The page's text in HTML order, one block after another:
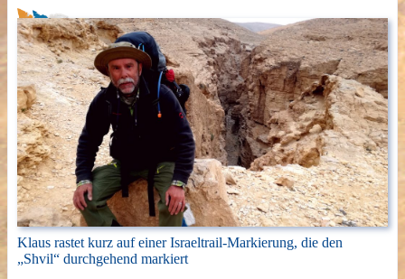
Klaus rastet kurz auf einer Israeltrail-Markierung, die den
„Shvil“ durchgehend markiert